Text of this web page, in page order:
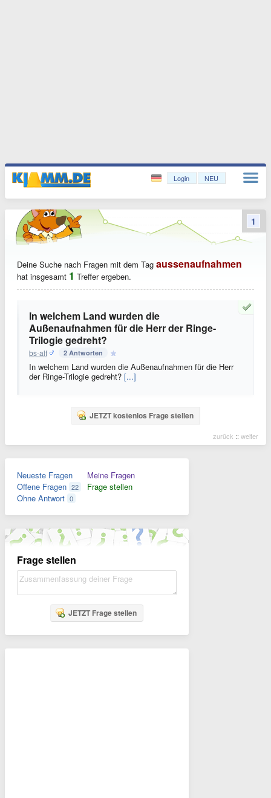
Login NEU
Deine Suche nach Fragen mit dem Tag aussenaufnahmen
hat insgesamt 1 Treffer ergeben.
In welchem Land wurden die
Außenaufnahmen für die Herr der Ringe-
Trilogie gedreht?
bs-alf 2 Antworten
In welchem Land wurden die Außenaufnahmen für die Herr
der Ringe-Trilogie gedreht? [...]
JETZT kostenlos Frage stellen
zurück :: weiter
1
Neueste Fragen
Offene Fragen 22
Ohne Antwort 0
Meine Fragen
Frage stellen
Frage stellen
JETZT Frage stellen